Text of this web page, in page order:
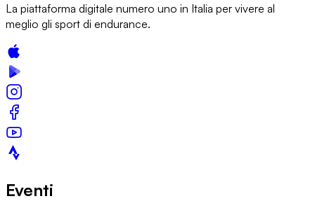
La piattaforma digitale numero uno in Italia per vivere al
meglio gli sport di endurance.
Eventi